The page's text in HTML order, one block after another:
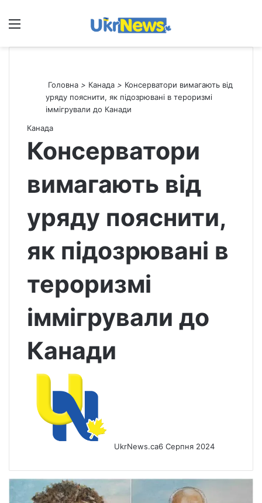
Меню
Головна > Канада > Консерватори вимагають від
уряду пояснити, як підозрювані в тероризмі
іммігрували до Канади
Канада
Консерватори
вимагають від
уряду пояснити,
як підозрювані в
тероризмі
іммігрували до
Канади
UkrNews.ca6 Серпня 2024